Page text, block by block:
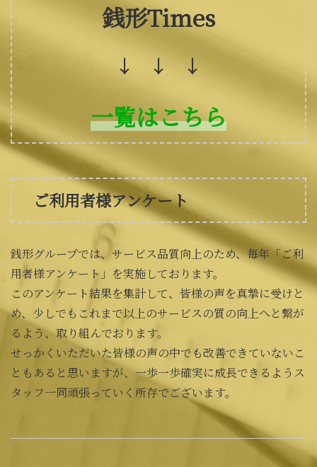
銭形Times
↓ ↓ ↓
一覧はこちら
ご利用者様アンケート
銭形グループでは、サービス品質向上のため、毎年「ご利
用者様アンケート」を実施しております。
このアンケート結果を集計して、皆様の声を真摯に受けと
め、少しでもこれまで以上のサービスの質の向上へと繋が
るよう、取り組んでおります。
せっかくいただいた皆様の声の中でも改善できていないこ
ともあると思いますが、一歩一歩確実に成長できるようス
タッフ一同頑張っていく所存でございます。